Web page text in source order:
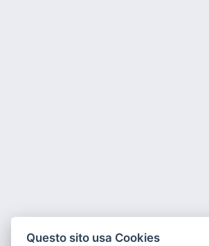
Questo sito usa Cookies